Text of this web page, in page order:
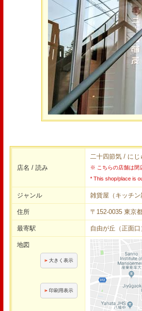
店名 / 読み
二十四節気 / にじ
※ こちらの店舗は閉
* This shop/place is
ジャンル 雑貨屋（キッチン
住所 〒152-0035 東京
最寄駅 自由が丘（正面
地図
大きく表示
印刷用表示